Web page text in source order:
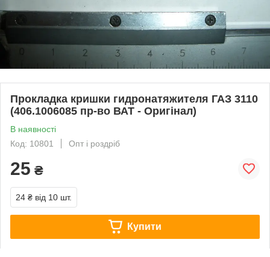
Прокладка кришки гидронатяжителя ГАЗ 3110
(406.1006085 пр-во ВАТ - Оригінал)
В наявності
Код: 10801
Опт і роздріб
25 ₴
24 ₴ від 10 шт.
Купити